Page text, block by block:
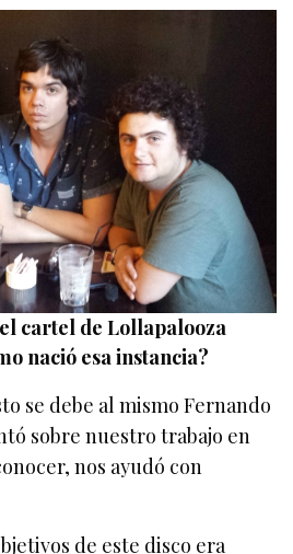
cartel de Lollapalooza
nació esa instancia?
se debe al mismo Fernando
sobre nuestro trabajo en
nos ayudó con
de este disco era